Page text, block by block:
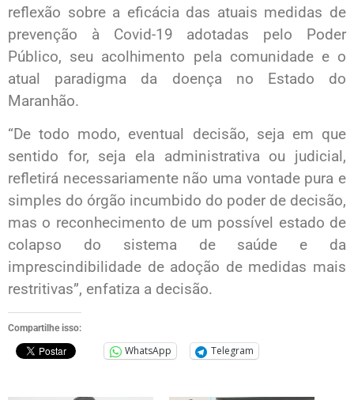
reflexão sobre a eficácia das atuais medidas de
prevenção à Covid-19 adotadas pelo Poder
Público, seu acolhimento pela comunidade e o
atual paradigma da doença no Estado do
Maranhão.
“De todo modo, eventual decisão, seja em que
sentido for, seja ela administrativa ou judicial,
refletirá necessariamente não uma vontade pura e
simples do órgão incumbido do poder de decisão,
mas o reconhecimento de um possível estado de
colapso do sistema de saúde e da
imprescindibilidade de adoção de medidas mais
restritivas”, enfatiza a decisão.
Compartilhe isso:
WhatsApp Telegram